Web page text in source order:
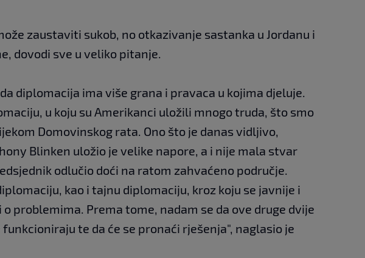
zaustaviti sukob, no otkazivanje sastanka u Jordanu i
dovodi sve u veliko pitanje.
diplomacija ima više grana i pravaca u kojima djeluje.
u koju su Amerikanci uložili mnogo truda, što smo
Domovinskog rata. Ono što je danas vidljivo,
Blinken uložio je velike napore, a i nije mala stvar
odlučio doći na ratom zahvaćeno područje.
kao i tajnu diplomaciju, kroz koju se javnije i
problemima. Prema tome, nadam se da ove druge dvije
te da će se pronaći rješenja", naglasio je